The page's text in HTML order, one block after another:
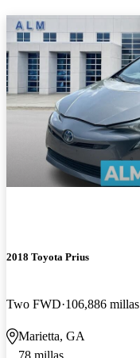
2018 Toyota Prius
Two FWD 106,886 millas
Marietta, GA